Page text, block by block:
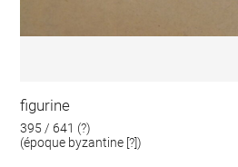
figurine
395 / 641 (?)
(époque byzantine [?])